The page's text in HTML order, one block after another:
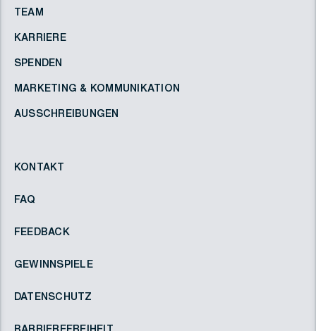
TEAM
KARRIERE
SPENDEN
MARKETING & KOMMUNIKATION
AUSSCHREIBUNGEN
KONTAKT
FAQ
FEEDBACK
GEWINNSPIELE
DATENSCHUTZ